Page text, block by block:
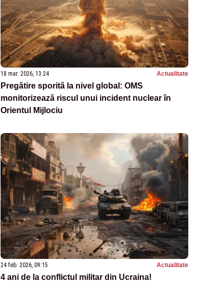
18 mar. 2026, 13:24 Actualitate
Pregătire sporită la nivel global: OMS
monitorizează riscul unui incident nuclear în
Orientul Mijlociu
24 feb. 2026, 09:15 Actualitate
4 ani de la conflictul militar din Ucraina!